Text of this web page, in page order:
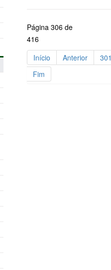
Página 306 de
416
Início
Anterior 301
Fim